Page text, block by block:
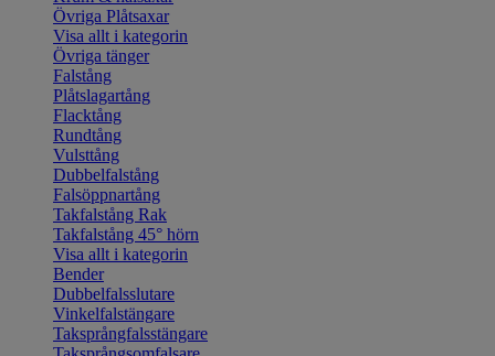
Övriga Plåtsaxar
Visa allt i kategorin
Övriga tänger
Falstång
Plåtslagartång
Flacktång
Rundtång
Vulsttång
Dubbelfalstång
Falsöppnartång
Takfalstång Rak
Takfalstång 45° hörn
Visa allt i kategorin
Bender
Dubbelfalsslutare
Vinkelfalstängare
Taksprångfalsstängare